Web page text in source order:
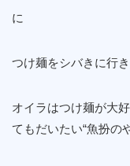
に
つけ麺をシバきに行
オイラはつけ麺が大
てもだいたい“魚扮の